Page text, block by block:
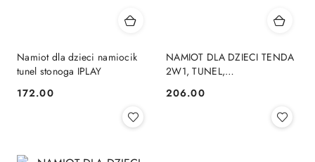
Namiot dla dzieci namiocik
tunel stonoga IPLAY
Cena:
172.00
NAMIOT DLA DZIECI TENDA
2W1, TUNEL,
DOM, OGRÓD
Cena:
206.00